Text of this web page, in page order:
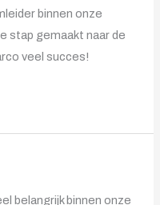
binnen onze
stap gemaakt naar de
veel succes!
belangrijk binnen onze